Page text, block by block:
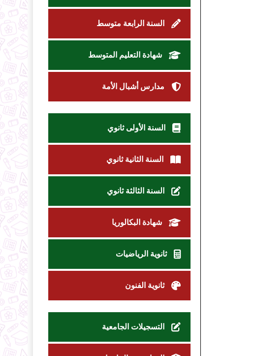
السنة الرابعة متوسط
شهادة التعليم المتوسط
مدارس أشبال الأمة
السنة الأولى ثانوي
السنة الثانية ثانوي
السنة الثالثة ثانوي
شهادة البكالوريا
ثانوية الرياضيات
ثانوية الفنون
التسجيلات الجامعية